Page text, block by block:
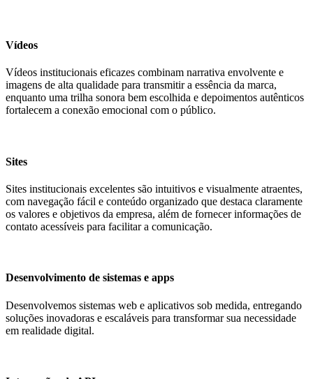
Vídeos
Vídeos institucionais eficazes combinam narrativa envolvente e
imagens de alta qualidade para transmitir a essência da marca,
enquanto uma trilha sonora bem escolhida e depoimentos autênticos
fortalecem a conexão emocional com o público.
Sites
Sites institucionais excelentes são intuitivos e visualmente atraentes,
com navegação fácil e conteúdo organizado que destaca claramente
os valores e objetivos da empresa, além de fornecer informações de
contato acessíveis para facilitar a comunicação.
Desenvolvimento de sistemas e apps
Desenvolvemos sistemas web e aplicativos sob medida, entregando
soluções inovadoras e escaláveis para transformar sua necessidade
em realidade digital.